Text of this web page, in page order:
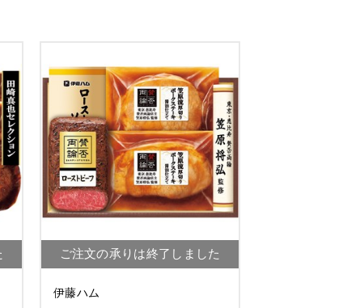
ご注文の承りは終了しました
伊藤ハム